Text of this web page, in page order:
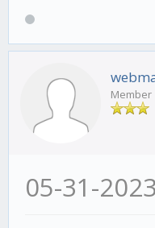
Member
05-31-